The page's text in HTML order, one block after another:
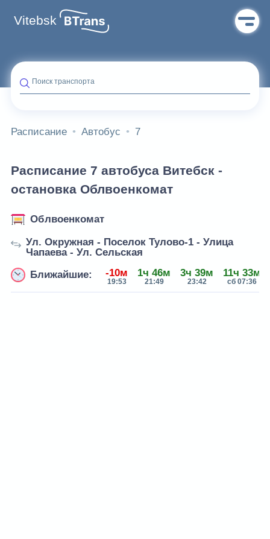
Vitebsk
Поиск транспорта
Расписание Автобус 7
Расписание 7 автобуса Витебск -
остановка Облвоенкомат
Облвоенкомат
Ул. Окружная - Поселок Тулово-1 - Улица
Чапаева - Ул. Сельская
Ближайшие:
-10м
19:53
1ч 46м
21:49
3ч 39м
23:42
11ч 33м
сб 07:36